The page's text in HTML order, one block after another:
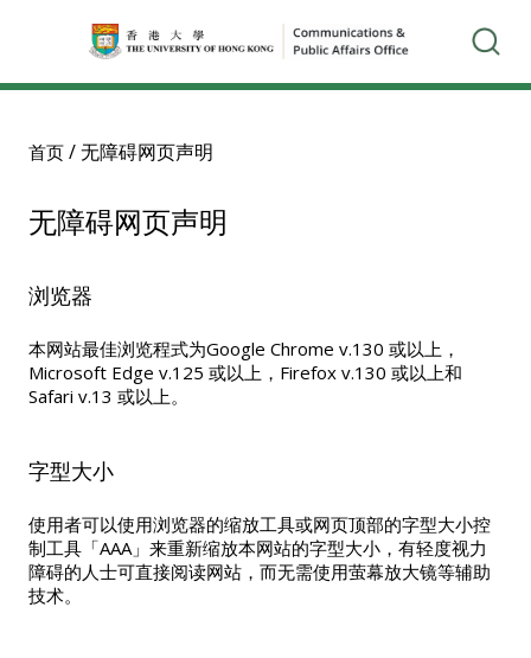
首页 /无障碍网页声明
无障碍网页声明
浏览器
本网站最佳浏览程式为Google Chrome v.130 或以上，
Microsoft Edge v.125 或以上，Firefox v.130 或以上和
Safari v.13 或以上。
字型大小
使用者可以使用浏览器的缩放工具或网页顶部的字型大小控
制工具「AAA」来重新缩放本网站的字型大小，有轻度视力
障碍的人士可直接阅读网站，而无需使用萤幕放大镜等辅助
技术。